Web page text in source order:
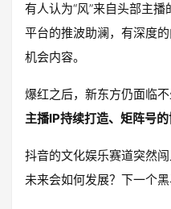
有人认为“风”来自头部主播
平台的推波助澜，有深度
机会内容。
爆红之后，新东方仍面临
主播IP持续打造、矩阵号
抖音的文化娱乐赛道突然
未来会如何发展？下一个黑